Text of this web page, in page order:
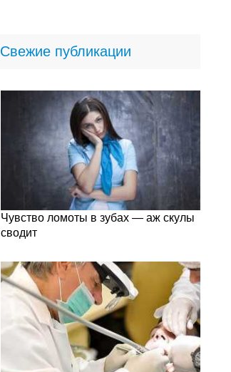
Свежие публикации
Чувство ломоты в зубах — аж скулы
сводит